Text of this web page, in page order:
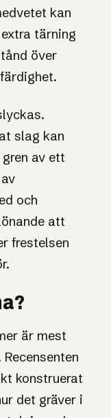
kan
tärning
över
slag kan
av ett
och
att
frestelsen
är mest
konstruerat
det gräver i